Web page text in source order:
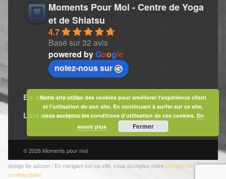
Moments Pour Moi - Centre de Yoga
et de Shiatsu
4.7
Basé sur 32 avis
powered byGoogle
notez-nous sur
En savoir plus
Laissez votre avis
© 2026 Moments pour moi
design by a2com | En navigant sur ce site, vous acceptez notrepolitique de
confidentialité.
Notre site utilise des cookies pour améliorer l'expérience client
et l'utilisation de son site. En continuant à surfer sur ce site,
vous acceptez les conditions d'utilisation de ces cookies. En
savoir plus
Fermer